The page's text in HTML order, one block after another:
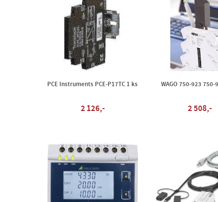
PCE Instruments PCE-P17TC 1 ks
2 126,-
WAGO 750-923 750-
2 508,-